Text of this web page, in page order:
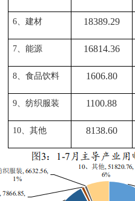
6、建材 18389.29
7、能源 16814.36
8、食品饮料 1606.80
9、纺织服装 1100.88
10、其他 8138.60